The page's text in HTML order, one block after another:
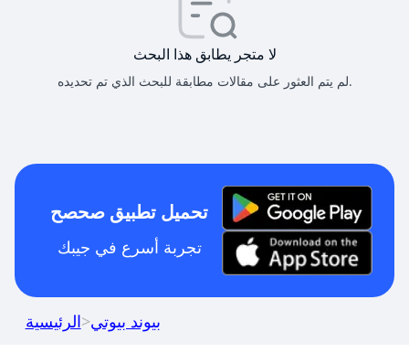
لا متجر يطابق هذا البحث
لم يتم العثور على مقالات مطابقة للبحث الذي تم تحديده.
تحميل تطبيق صحصح
تجربة أسرع في جيبك
الرئيسية>بيوند بيوتي